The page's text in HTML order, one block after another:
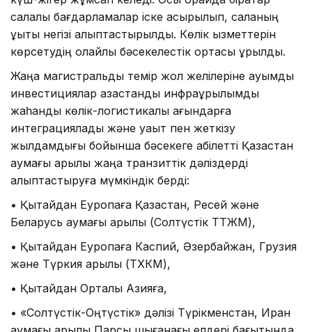
салалық бағдарламалар іске асырылып, саланың
құқықтық негізі қалыптастырылды. Көлік қызметтерін
көрсетудің қолайлы бәсекелестік ортасы құрылды.
Жаңа магистральдық темір жол желілеріне ауқымды
инвестициялар қазақстандық инфрақұрылымды
жаһандық көлік-логистикалық ағындарға
интеграциялады және уақыт пен жеткізу
жылдамдығы бойынша бәсекеге қабілетті Қазақстан
аумағы арқылы жаңа транзиттік дәліздерді
қалыптастыруға мүмкіндік берді:
• Қытайдан Еуропаға Қазақстан, Ресей және
Беларусь аумағы арқылы (Солтүстік ТТЖМ),
• Қытайдан Еуропаға Каспий, Әзербайжан, Грузия
және Түркия арқылы (ТХКМ),
• Қытайдан Орталық Азияға,
• «Солтүстік-Оңтүстік» дәлізі Түрікменстан, Иран